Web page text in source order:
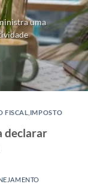
uma
FISCAL IMPOSTO
declarar